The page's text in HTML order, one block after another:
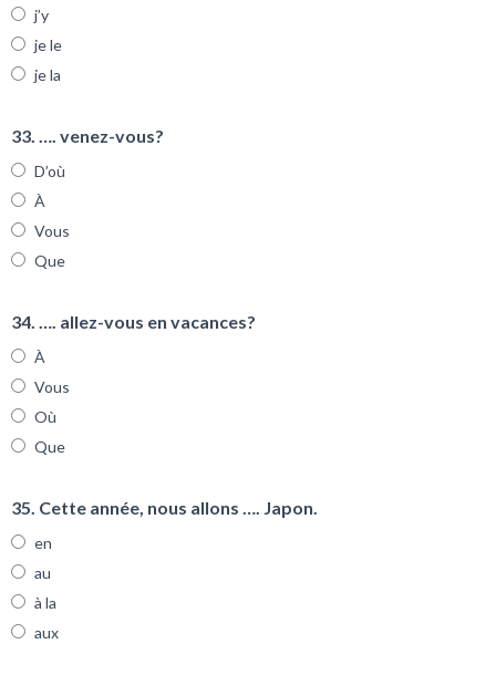
j’y
je le
je la
33. …. venez-vous?
D’où
À
Vous
Que
34. …. allez-vous en vacances?
À
Vous
Où
Que
35. Cette année, nous allons …. Japon.
en
au
à la
aux